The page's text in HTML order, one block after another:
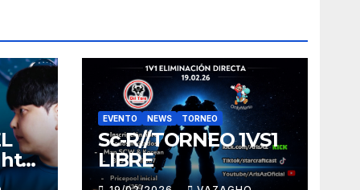
EVENTO NEWS TORNEO
Sc-R//TORNEO 1VS1
LIBRE